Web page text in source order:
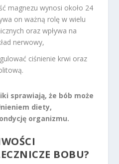
magnezu wynosi około 24
on ważną rolę w wielu
oraz wpływa na
nerwowy,
ciśnienie krwi oraz
sprawiają, że bób może
diety,
organizmu.
BOBU?